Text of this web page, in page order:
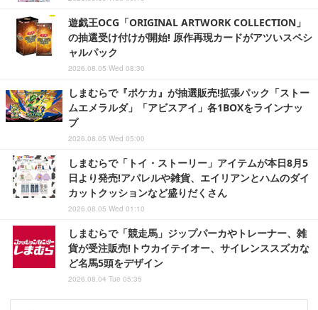
遊戯王OCG「ORIGINAL ARTWORK COLLECTION」
の抽選受け付けが開始! 原作再現カードがアツいスペシ
ャルパック
2026.08.05 Wed 08:30
しまむらで『ポケカ』が抽選販売!拡張パック「ストー
ムエメラルダ」「アビスアイ」各1BOXをラインナッ
プ
2026.08.05 Wed 05:00
しまむらで「トイ・ストーリー」アイテムが本日8月5
日より発売!アパレルや雑貨、エイリアンとハムのダイ
カットクッションなど盛りだくさん
2026.08.05 Wed 01:10
しまむらで「競走馬」ジップパーカやトレーナー、雑
貨が受注販売!トウカイテイオー、サイレンススズカな
ど名馬5頭をデザイン
2026.08.04 Tue 05:35